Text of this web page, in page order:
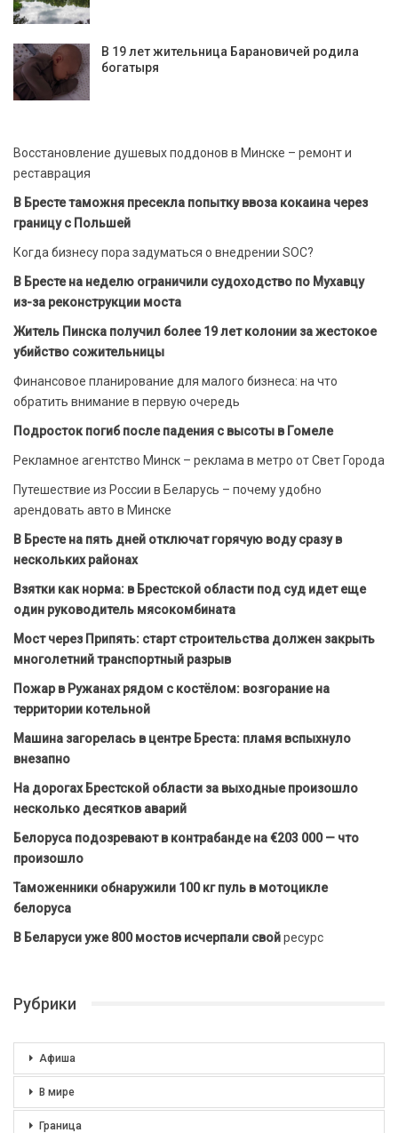
В 19 лет жительница Барановичей родила
богатыря
Восстановление душевых поддонов в Минске – ремонт и
реставрация
В Бресте таможня пресекла попытку ввоза кокаина через
границу с Польшей
Когда бизнесу пора задуматься о внедрении SOC?
В Бресте на неделю ограничили судоходство по Мухавцу
из-за реконструкции моста
Житель Пинска получил более 19 лет колонии за жестокое
убийство сожительницы
Финансовое планирование для малого бизнеса: на что
обратить внимание в первую очередь
Подросток погиб после падения с высоты в Гомеле
Рекламное агентство Минск – реклама в метро от Свет Города
Путешествие из России в Беларусь – почему удобно
арендовать авто в Минске
В Бресте на пять дней отключат горячую воду сразу в
нескольких районах
Взятки как норма: в Брестской области под суд идет еще
один руководитель мясокомбината
Мост через Припять: старт строительства должен закрыть
многолетний транспортный разрыв
Пожар в Ружанах рядом с костёлом: возгорание на
территории котельной
Машина загорелась в центре Бреста: пламя вспыхнуло
внезапно
На дорогах Брестской области за выходные произошло
несколько десятков аварий
Белоруса подозревают в контрабанде на €203 000 — что
произошло
Таможенники обнаружили 100 кг пуль в мотоцикле
белоруса
В Беларуси уже 800 мостов исчерпали свойресурс
Рубрики
Афиша
В мире
Граница